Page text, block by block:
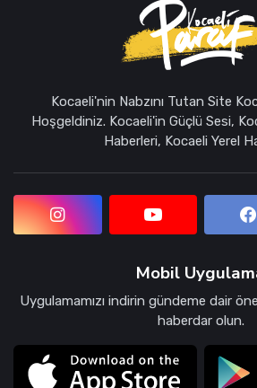
Kocaeli'nin Nabzını Tutan Site
Hoşgeldiniz. Kocaeli'in Güçlü Sesi,
Haberleri, Kocaeli Yerel
Mobil
Uygulamamızı indirin gündeme dair
haberdar olun.